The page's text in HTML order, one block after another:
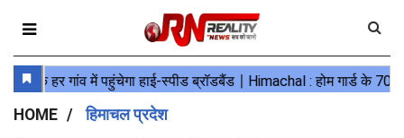
HOME हिमाचल प्रदेश